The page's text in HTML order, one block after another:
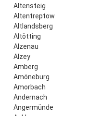
Altensteig
Altentreptow
Altlandsberg
Altötting
Alzenau
Alzey
Amberg
Amöneburg
Amorbach
Andernach
Angermünde